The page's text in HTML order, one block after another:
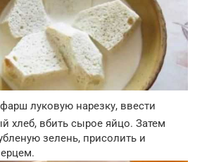
луковую нарезку, ввести
хлеб, вбить сырое яйцо. Затем
зелень, присолить и